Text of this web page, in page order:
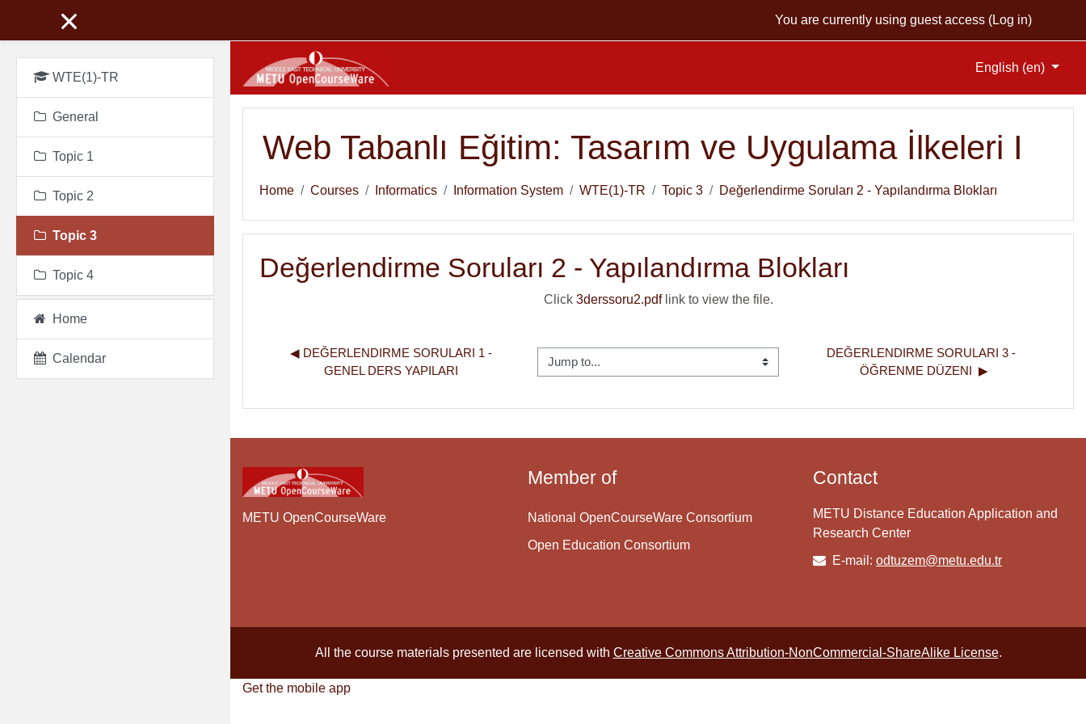
You are currently using guest access (Log in)
English ‎(en)‎
Web Tabanlı Eğitim: Tasarım ve Uygulama İlkeleri I
Home Courses Informatics Information System WTE(1)-TR Topic 3 Değerlendirme Soruları 2 - Yapılandırma Blokları
Değerlendirme Soruları 2 - Yapılandırma Blokları
Click 3derssoru2.pdflink to view the file.
◀︎ DEĞERLENDIRME SORULARI 1 -
GENEL DERS YAPILARI
Jump to...
DEĞERLENDIRME SORULARI 3 -
ÖĞRENME DÜZENI  ▶︎
WTE(1)-TR
General
Topic 1
Topic 2
Topic 3
Topic 4
Home
Calendar
METU OpenCourseWare
Member of
National OpenCourseWare Consortium
Open Education Consortium
Contact
METU Distance Education Application and
Research Center
E-mail: odtuzem@metu.edu.tr
All the course materials presented are licensed with Creative Commons Attribution-NonCommercial-ShareAlike License.
Get the mobile app